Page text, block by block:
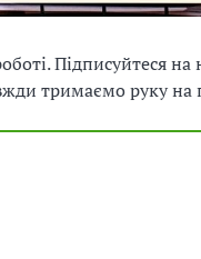
Підписуйтеся на
тримаємо руку на